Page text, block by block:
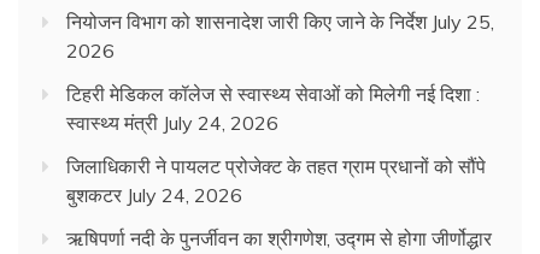
नियोजन विभाग को शासनादेश जारी किए जाने के निर्देश July 25,
2026
टिहरी मेडिकल कॉलेज से स्वास्थ्य सेवाओं को मिलेगी नई दिशा :
स्वास्थ्य मंत्री July 24, 2026
जिलाधिकारी ने पायलट प्रोजेक्ट के तहत ग्राम प्रधानों को सौंपे
बुशकटर July 24, 2026
ऋषिपर्णा नदी के पुनर्जीवन का श्रीगणेश, उद्गम से होगा जीर्णोद्धार